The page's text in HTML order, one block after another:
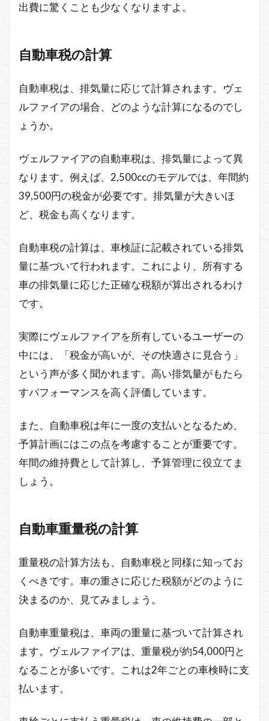
出費に驚くことも少なくなりますよ。
自動車税の計算
自動車税は、排気量に応じて計算されます。ヴェ
ルファイアの場合、どのような計算になるのでし
ょうか。
ヴェルファイアの自動車税は、排気量によって異
なります。例えば、2,500ccのモデルでは、年間約
39,500円の税金が必要です。排気量が大きいほ
ど、税金も高くなります。
自動車税の計算は、車検証に記載されている排気
量に基づいて行われます。これにより、所有する
車の排気量に応じた正確な税額が算出されるわけ
です。
実際にヴェルファイアを所有しているユーザーの
中には、「税金が高いが、その快適さに見合う」
という声が多く聞かれます。高い排気量がもたら
すパフォーマンスを高く評価しています。
また、自動車税は年に一度の支払いとなるため、
予算計画にはこの点を考慮することが重要です。
年間の維持費として計算し、予算管理に役立てま
しょう。
自動車重量税の計算
重量税の計算方法も、自動車税と同様に知ってお
くべきです。車の重さに応じた税額がどのように
決まるのか、見てみましょう。
自動車重量税は、車両の重量に基づいて計算され
ます。ヴェルファイアは、重量税が約54,000円と
なることが多いです。これは2年ごとの車検時に支
払います。